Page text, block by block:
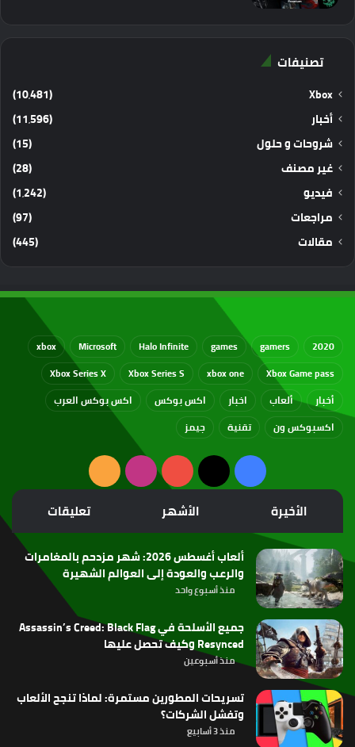
تصنيفات
Xbox
(10٬481)
أخبار
(11٬596)
شروحات و حلول
(15)
غير مصنف
(28)
فيديو
(1٬242)
مراجعات
(97)
مقالات
(445)
2020
gamers
games
Halo Infinite
Microsoft
xbox
Xbox Game pass
xbox one
Xbox Series S
Xbox Series X
أخبار
ألعاب اخبار اكس بوكس
اكس بوكس العرب
اكسبوكس ون
تقنية جيمز
فيسبوك
‫X
‫YouTubeانستقرامملخص
الموقع
RSS
الأخيرة الأشهر تعليقات
ألعاب أغسطس 2026: شهر مزدحم بالمغامرات
والرعب والعودة إلى العوالم الشهيرة
منذ أسبوع واحد
جميع الأسلحة في Assassin’s Creed: Black Flag
Resynced وكيف تحصل عليها
منذ أسبوعين
تسريحات المطورين مستمرة: لماذا تنجح الألعاب
وتفشل الشركات؟
منذ 3 أسابيع